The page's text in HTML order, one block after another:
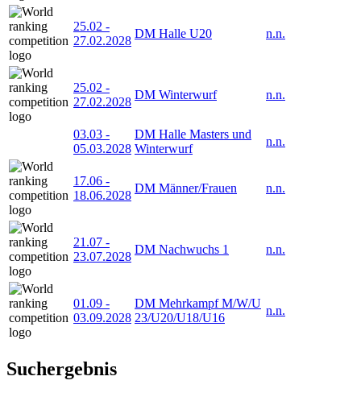
25.02 -
27.02.2028
DM Halle U20 n.n.
25.02 -
27.02.2028
DM Winterwurf n.n.
03.03 -
05.03.2028
DM Halle Masters und
Winterwurf
n.n.
17.06 -
18.06.2028
DM Männer/Frauen n.n.
21.07 -
23.07.2028
DM Nachwuchs 1 n.n.
01.09 -
03.09.2028
DM Mehrkampf M/W/U
23/U20/U18/U16
n.n.
Suchergebnis